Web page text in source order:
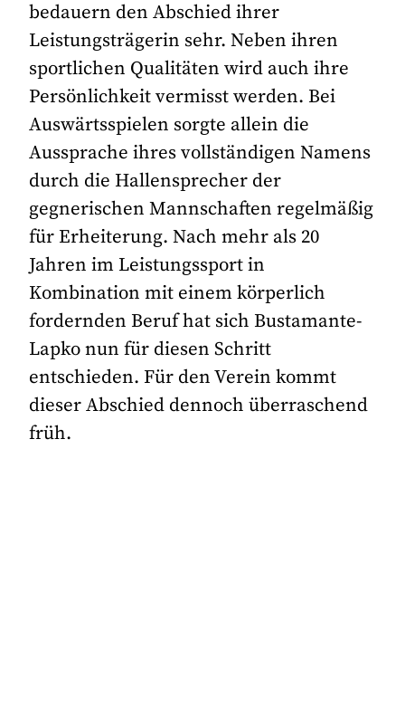
bedauern den Abschied ihrer
Leistungsträgerin sehr. Neben ihren
sportlichen Qualitäten wird auch ihre
Persönlichkeit vermisst werden. Bei
Auswärtsspielen sorgte allein die
Aussprache ihres vollständigen Namens
durch die Hallensprecher der
gegnerischen Mannschaften regelmäßig
für Erheiterung. Nach mehr als 20
Jahren im Leistungssport in
Kombination mit einem körperlich
fordernden Beruf hat sich Bustamante-
Lapko nun für diesen Schritt
entschieden. Für den Verein kommt
dieser Abschied dennoch überraschend
früh.